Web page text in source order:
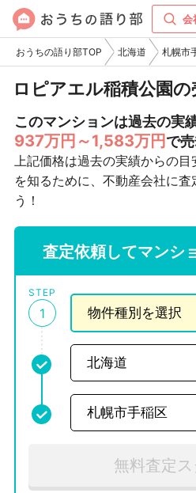
会
おうちの語り部TOP 北海道 札幌市
ロピアエル稲積公園の
このマンションは過去の実
937万円～1,583万円で
上記価格は過去の実績からの
を知るために、不動産会社に査
う！
査定依頼してマンシ
STEP
1
無料査定ス